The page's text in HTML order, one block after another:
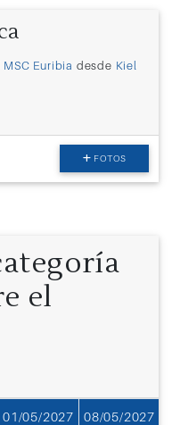
MSC Euribia desde Kiel
FOTOS
el
01/05/2027 08/05/2027